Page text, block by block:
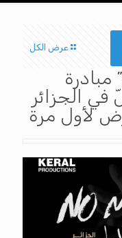
عرض الكل
مبادرة
في الجزائر
لأول مرة